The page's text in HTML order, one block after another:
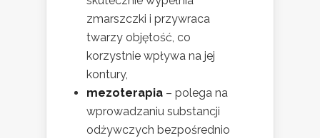
zmarszczki i przywraca
twarzy objętość, co
korzystnie wpływa na jej
kontury,
mezoterapia – polega na
wprowadzaniu substancji
odżywczych bezpośrednio